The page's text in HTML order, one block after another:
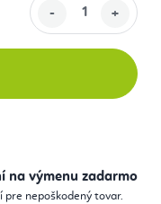
na výmenu zadarmo
pre nepoškodený tovar.